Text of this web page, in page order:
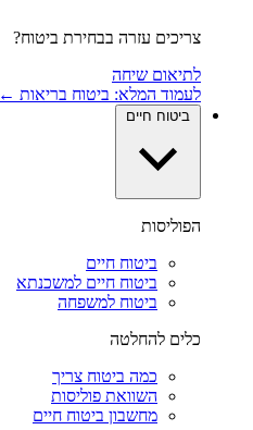
צריכים עזרה בבחירת ביטוח?
לתיאום שיחה
לעמוד המלא: ביטוח בריאות ←
ביטוח חיים
הפוליסות
ביטוח חיים
ביטוח חיים למשכנתא
ביטוח למשפחה
כלים להחלטה
כמה ביטוח צריך
השוואת פוליסות
מחשבון ביטוח חיים